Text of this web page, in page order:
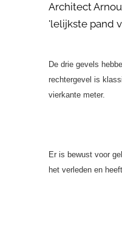
Architect
'lelijkste pand
De drie gevels
rechtergevel is
vierkante meter.
Er is bewust voor
het verleden en